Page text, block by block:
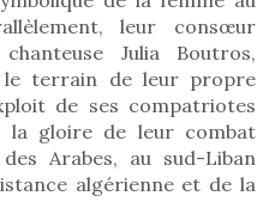
leur consœur
Julia Boutros,
le terrain de leur propre
de ses compatriotes
la gloire de leur combat
Arabes, au sud-Liban
algérienne et de la